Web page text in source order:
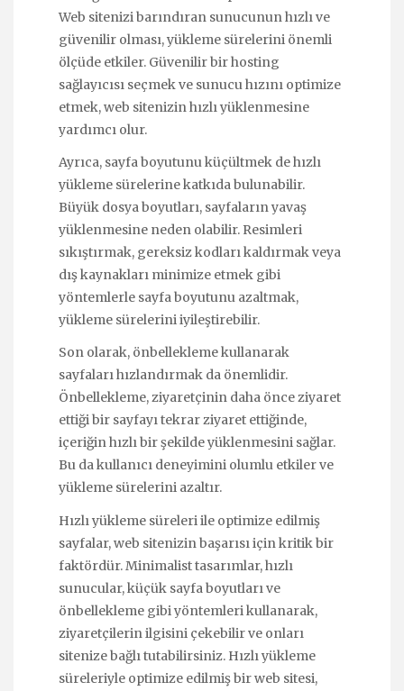
Web sitenizi barındıran sunucunun hızlı ve
güvenilir olması, yükleme sürelerini önemli
ölçüde etkiler. Güvenilir bir hosting
sağlayıcısı seçmek ve sunucu hızını optimize
etmek, web sitenizin hızlı yüklenmesine
yardımcı olur.
Ayrıca, sayfa boyutunu küçültmek de hızlı
yükleme sürelerine katkıda bulunabilir.
Büyük dosya boyutları, sayfaların yavaş
yüklenmesine neden olabilir. Resimleri
sıkıştırmak, gereksiz kodları kaldırmak veya
dış kaynakları minimize etmek gibi
yöntemlerle sayfa boyutunu azaltmak,
yükleme sürelerini iyileştirebilir.
Son olarak, önbellekleme kullanarak
sayfaları hızlandırmak da önemlidir.
Önbellekleme, ziyaretçinin daha önce ziyaret
ettiği bir sayfayı tekrar ziyaret ettiğinde,
içeriğin hızlı bir şekilde yüklenmesini sağlar.
Bu da kullanıcı deneyimini olumlu etkiler ve
yükleme sürelerini azaltır.
Hızlı yükleme süreleri ile optimize edilmiş
sayfalar, web sitenizin başarısı için kritik bir
faktördür. Minimalist tasarımlar, hızlı
sunucular, küçük sayfa boyutları ve
önbellekleme gibi yöntemleri kullanarak,
ziyaretçilerin ilgisini çekebilir ve onları
sitenize bağlı tutabilirsiniz. Hızlı yükleme
süreleriyle optimize edilmiş bir web sitesi,